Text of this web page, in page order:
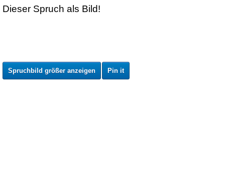
Dieser Spruch als Bild!
Spruchbild größer anzeigen Pin it